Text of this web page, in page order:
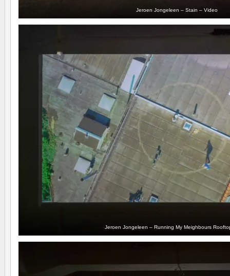
Jeroen Jongeleen – Stain – Video
Jeroen Jongeleen – Running My Meighbours